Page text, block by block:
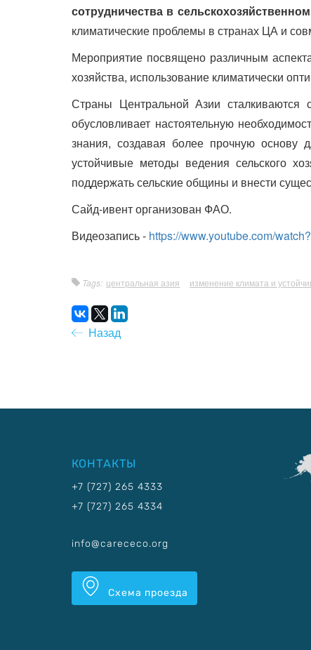
сотрудничества в
климатические проблемы в странах ЦА и
Мероприятие посвящено различным
хозяйства, использование климатически
Страны Центральной Азии
обусловливает настоятельную
знания, создавая более прочную основу
устойчивые методы ведения сельского
поддержать сельские общины и внести
Сайд-ивент организован ФАО.
Видеозапись - https://www.youtube.com/
Tags: центральная азия изменение климата и
Назад
КОНТАКТЫ
+7 (727) 265 4333
+7 (727) 265 4334
info@carececo.org
Схема проезда